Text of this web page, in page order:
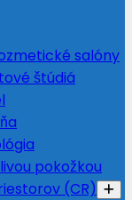
salóny
štúdiá
pokožkou
(CR)